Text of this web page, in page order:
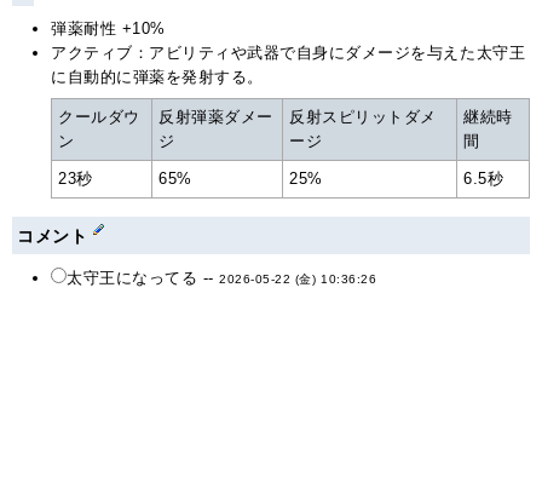
弾薬耐性 +10%
アクティブ：アビリティや武器で自身にダメージを与えた太守王
に自動的に弾薬を発射する。
クールダウ
ン
反射弾薬ダメー
ジ
反射スピリットダメ
ージ
継続時
間
23秒 65% 25% 6.5秒
コメント
太守王になってる --2026-05-22 (金) 10:36:26